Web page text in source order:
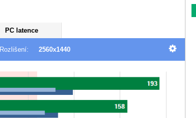
PC latence
Rozlišení: 2560x1440